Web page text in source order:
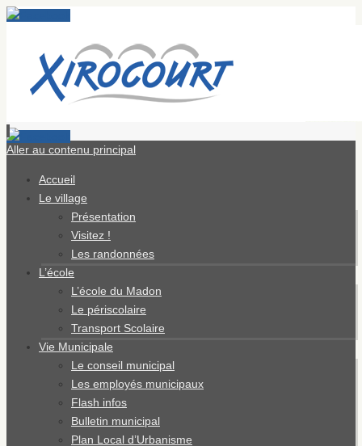
Aller au contenu principal
Accueil
Le village
Présentation
Visitez !
Les randonnées
L’école
L’école du Madon
Le périscolaire
Transport Scolaire
Vie Municipale
Le conseil municipal
Les employés municipaux
Flash infos
Bulletin municipal
Plan Local d’Urbanisme